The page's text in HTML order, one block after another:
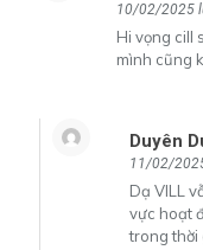
10/02/2025
Hi vọng cill
mình cũng
Duyên
11/02/
Dạ VILL
vực hoạt
trong thời